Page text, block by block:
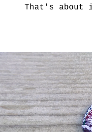
That's about